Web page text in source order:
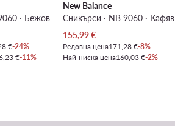
· Бежов
€-24%
€-11%
New Balance
Сникърси · NB 9060 · Кафяв
Актуална цена
155,99€
Редовна цена171,28 €-8%
Най-ниска цена160,03 €-2%